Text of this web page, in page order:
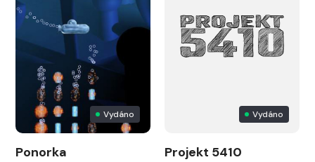
Vydáno
Ponorka
Vydáno
Projekt 5410